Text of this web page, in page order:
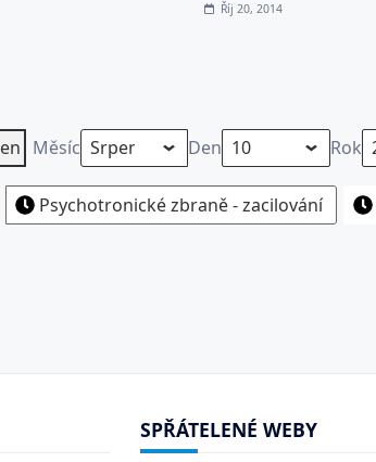
Říj 20, 2014
Měsíc Den Rok
Psychotronické zbraně - zacilování
SPŘÁTELENÉ WEBY